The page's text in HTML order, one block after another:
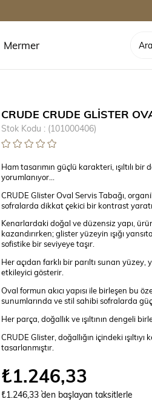
Mermer
CRUDE CRUDE GLİSTER
Stok Kodu (101000406)
Ham tasarımın güçlü karakteri, ışıltılı
yorumlanıyor…
CRUDE Glister Oval Servis Tabağı,
sofralarda dikkat çekici bir kontrast
Kenarlardaki doğal ve düzensiz yapı,
kazandırırken; glister yüzeyin ışığı
sofistike bir seviyeye taşır.
Her açıdan farklı bir parıltı sunan yüzey,
etkileyici gösterir.
Oval formun akıcı yapısı ile birleşen bu
sunumlarında ve stil sahibi sofralarda
Her parça, doğallık ve ışıltının dengeli
CRUDE Glister, doğallığın içindeki
tasarlanmıştır.
₺1.246,33
₺1.246,33 `den başlayan taksitlerle